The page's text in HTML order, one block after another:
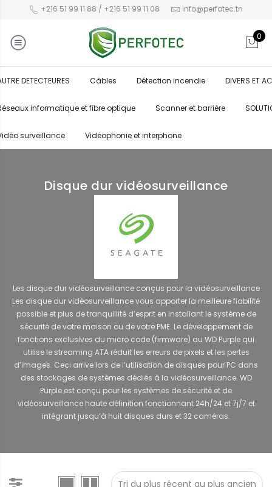
+216 51 99 11 88 / +216 51 99 11 08 info@perfotec.tn
0
DETECTEURES Câbles Détection incendie DIVERS ET
informatique et fibre optique Scanner et barrière
surveillance Vidéophonie et interphone
Disque dur vidéosurveillance
Les disque dur vidéosurveillance conçus pour la vidéosurveillance
Les disque dur vidéosurveillance vous apporter la meilleure fiabilité
possible et plus de tranquillité d’esprit en installant le système de
sécurité de votre maison ou de votre PME. Le développement de
fonctions exclusives du micro code (firmware) du WD Purple qui
utilise le streaming ATA réduit les erreurs de pixels et les pertes
d’images. Ceci arrive lors de l’utilisation de disques pour PC dans
des stockages de systèmes dédiés à la vidéosurveillance. WD
Purple est conçu pour les systèmes de sécurité et de
vidéosurveillance haute définition fonctionnant 24h/24 et 7j/7 et
intégrant jusqu’à huit disques durs et 32 caméras.